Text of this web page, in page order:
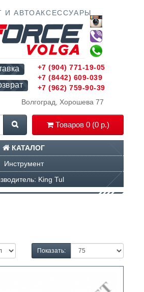
И АВТОАКСЕССУАРЫ
Волгоград, Хорошева 77
Товаров 0 (0 р.)
+7 (904) 771-19-05
+7 (8442) 609-039
+7 (962) 759-90-39
КАТАЛОГ
Инструмент
King Tul
Показать: